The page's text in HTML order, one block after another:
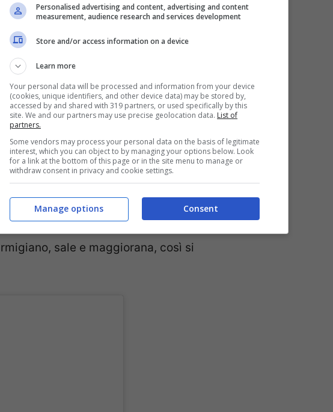
scottate in padella, con uova e
volta spalmato il ripieno bisogna fare un
per fare la Torta Pasqualina
ma le deliziose signore con cui
la pasta è la cosa più importante e difficile
che caratterizza proprio la ricetta. Per fare
poi sul pugno per valutarne lo
bollire e, dopo averle strizzate, le si
sale e maggiorana, così si
Personalised advertising and content, advertising and content
measurement, audience research and services development
Store and/or access information on a device
Learn more
Your personal data will be processed and information from your device
(cookies, unique identifiers, and other device data) may be stored by,
accessed by and shared with 319 partners, or used specifically by this
site. We and our partners may use precise geolocation data. List of
partners.
Some vendors may process your personal data on the basis of legitimate
interest, which you can object to by managing your options below. Look
for a link at the bottom of this page or in the site menu to manage or
withdraw consent in privacy and cookie settings.
Consent
Manage options